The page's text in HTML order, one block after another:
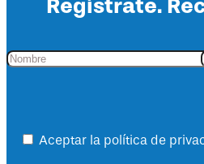
Regístrate.
Aceptar la política de